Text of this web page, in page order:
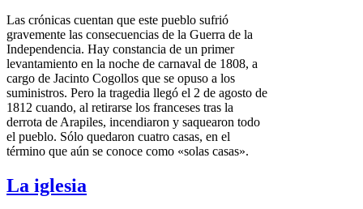
Las crónicas cuentan que este pueblo sufrió
gravemente las consecuencias de la Guerra de la
Independencia. Hay constancia de un primer
levantamiento en la noche de carnaval de 1808, a
cargo de Jacinto Cogollos que se opuso a los
suministros. Pero la tragedia llegó el 2 de agosto de
1812 cuando, al retirarse los franceses tras la
derrota de Arapiles, incendiaron y saquearon todo
el pueblo. Sólo quedaron cuatro casas, en el
término que aún se conoce como «solas casas».
La iglesia